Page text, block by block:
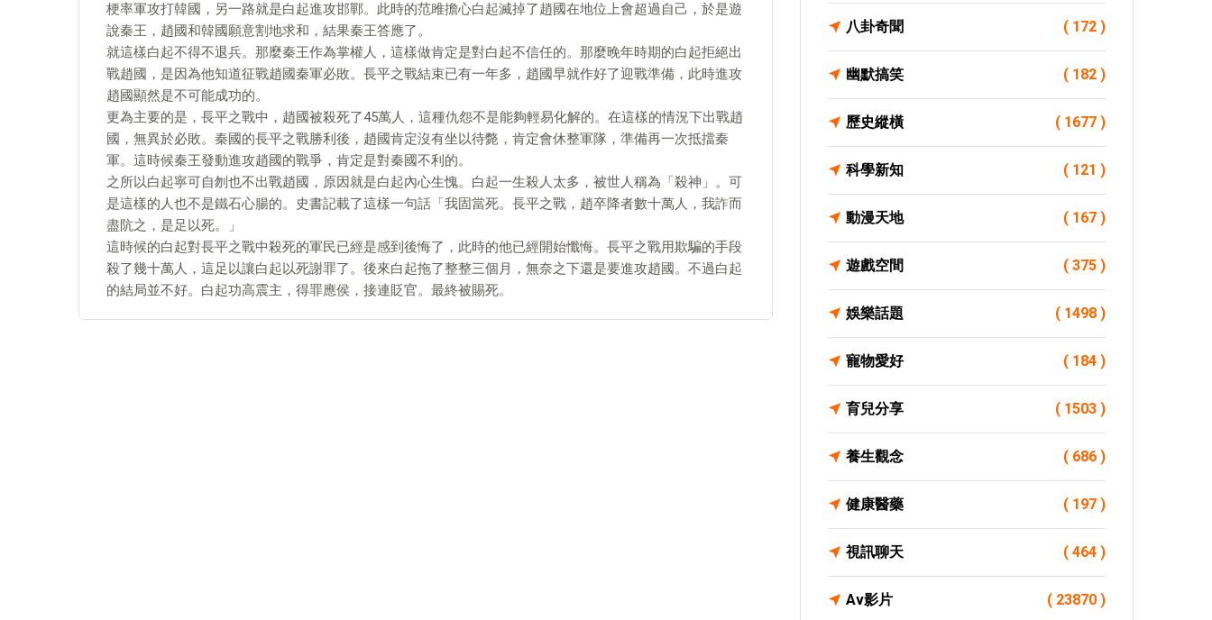
梗率軍攻打韓國，另一路就是白起進攻邯鄲。此時的范雎擔心白起滅掉了趙國在地位上會超過自己，於是遊
說秦王，趙國和韓國願意割地求和，結果秦王答應了。
就這樣白起不得不退兵。那麼秦王作為掌權人，這樣做肯定是對白起不信任的。那麼晚年時期的白起拒絕出
戰趙國，是因為他知道征戰趙國秦軍必敗。長平之戰結束已有一年多，趙國早就作好了迎戰準備，此時進攻
趙國顯然是不可能成功的。
更為主要的是，長平之戰中，趙國被殺死了45萬人，這種仇怨不是能夠輕易化解的。在這樣的情況下出戰趙
國，無異於必敗。秦國的長平之戰勝利後，趙國肯定沒有坐以待斃，肯定會休整軍隊，準備再一次抵擋秦
軍。這時候秦王發動進攻趙國的戰爭，肯定是對秦國不利的。
之所以白起寧可自刎也不出戰趙國，原因就是白起內心生愧。白起一生殺人太多，被世人稱為「殺神」。可
是這樣的人也不是鐵石心腸的。史書記載了這樣一句話「我固當死。長平之戰，趙卒降者數十萬人，我詐而
盡阬之，是足以死。」
這時候的白起對長平之戰中殺死的軍民已經是感到後悔了，此時的他已經開始懺悔。長平之戰用欺騙的手段
殺了幾十萬人，這足以讓白起以死謝罪了。後來白起拖了整整三個月，無奈之下還是要進攻趙國。不過白起
的結局並不好。白起功高震主，得罪應侯，接連貶官。最終被賜死。
八卦奇聞 ( 172 )
幽默搞笑 ( 182 )
歷史縱橫 ( 1677 )
科學新知 ( 121 )
動漫天地 ( 167 )
遊戲空間 ( 375 )
娛樂話題 ( 1498 )
寵物愛好 ( 184 )
育兒分享 ( 1503 )
養生觀念 ( 686 )
健康醫藥 ( 197 )
視訊聊天 ( 464 )
Av影片 ( 23870 )